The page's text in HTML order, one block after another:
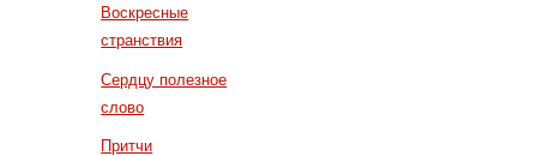
Воскресные
странствия
Сердцу полезное
слово
Притчи